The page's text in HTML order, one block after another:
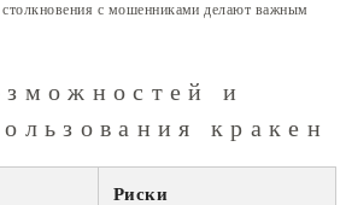
столкновения с мошенниками делают важным
и
кракен
Риски